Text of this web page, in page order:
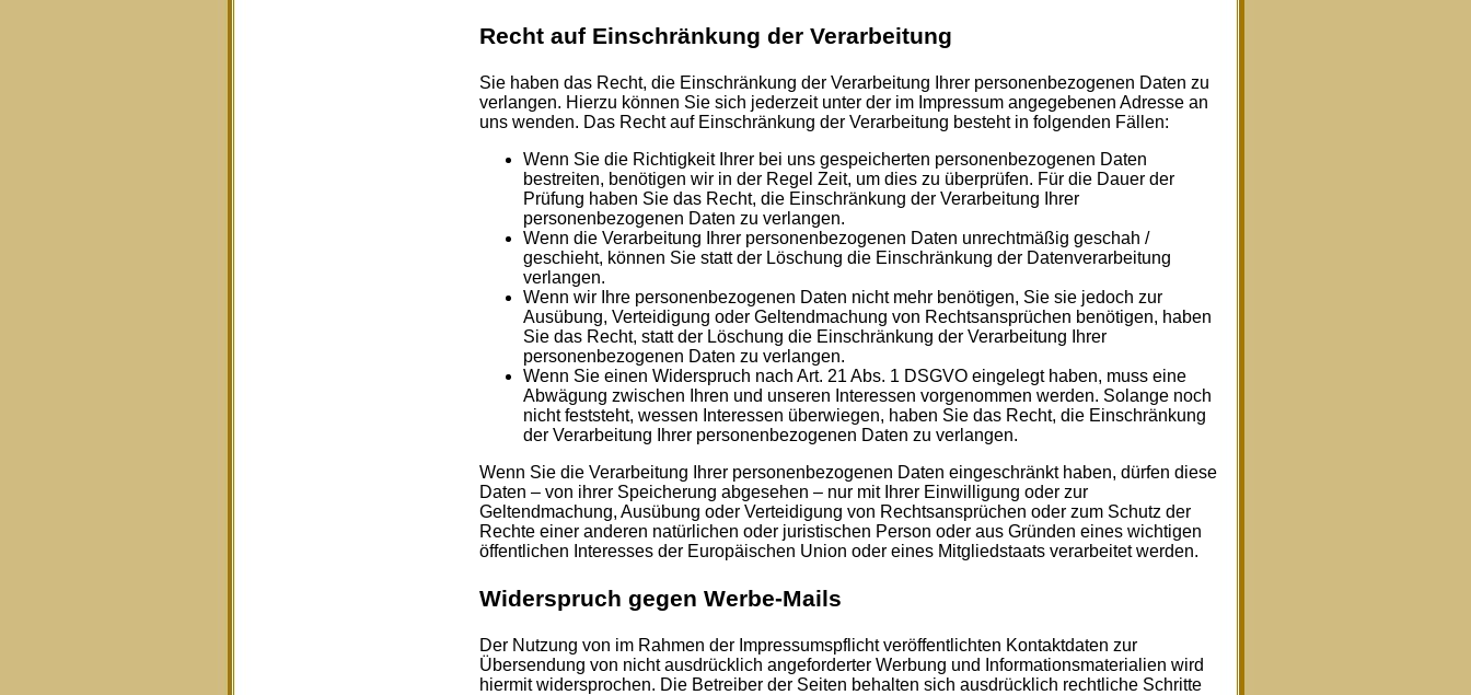
Recht auf Einschränkung der Verarbeitung
Sie haben das Recht, die Einschränkung der Verarbeitung Ihrer personenbezogenen Daten zu
verlangen. Hierzu können Sie sich jederzeit unter der im Impressum angegebenen Adresse an
uns wenden. Das Recht auf Einschränkung der Verarbeitung besteht in folgenden Fällen:
Wenn Sie die Richtigkeit Ihrer bei uns gespeicherten personenbezogenen Daten
bestreiten, benötigen wir in der Regel Zeit, um dies zu überprüfen. Für die Dauer der
Prüfung haben Sie das Recht, die Einschränkung der Verarbeitung Ihrer
personenbezogenen Daten zu verlangen.
Wenn die Verarbeitung Ihrer personenbezogenen Daten unrechtmäßig geschah /
geschieht, können Sie statt der Löschung die Einschränkung der Datenverarbeitung
verlangen.
Wenn wir Ihre personenbezogenen Daten nicht mehr benötigen, Sie sie jedoch zur
Ausübung, Verteidigung oder Geltendmachung von Rechtsansprüchen benötigen, haben
Sie das Recht, statt der Löschung die Einschränkung der Verarbeitung Ihrer
personenbezogenen Daten zu verlangen.
Wenn Sie einen Widerspruch nach Art. 21 Abs. 1 DSGVO eingelegt haben, muss eine
Abwägung zwischen Ihren und unseren Interessen vorgenommen werden. Solange noch
nicht feststeht, wessen Interessen überwiegen, haben Sie das Recht, die Einschränkung
der Verarbeitung Ihrer personenbezogenen Daten zu verlangen.
Wenn Sie die Verarbeitung Ihrer personenbezogenen Daten eingeschränkt haben, dürfen diese
Daten – von ihrer Speicherung abgesehen – nur mit Ihrer Einwilligung oder zur
Geltendmachung, Ausübung oder Verteidigung von Rechtsansprüchen oder zum Schutz der
Rechte einer anderen natürlichen oder juristischen Person oder aus Gründen eines wichtigen
öffentlichen Interesses der Europäischen Union oder eines Mitgliedstaats verarbeitet werden.
Widerspruch gegen Werbe-Mails
Der Nutzung von im Rahmen der Impressumspflicht veröffentlichten Kontaktdaten zur
Übersendung von nicht ausdrücklich angeforderter Werbung und Informationsmaterialien wird
hiermit widersprochen. Die Betreiber der Seiten behalten sich ausdrücklich rechtliche Schritte